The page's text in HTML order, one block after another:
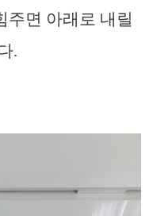
면 아래로 내릴
.